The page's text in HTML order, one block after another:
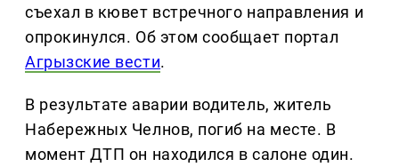
съехал в кювет встречного направления и
опрокинулся. Об этом сообщает портал
Агрызские вести.
В результате аварии водитель, житель
Набережных Челнов, погиб на месте. В
момент ДТП он находился в салоне один.